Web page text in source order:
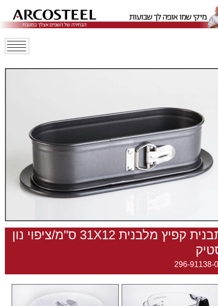
תבנית קפיץ מלבנית 31X12 ס"מ/ציפוי נון
296-91138-